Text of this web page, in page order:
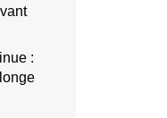
: